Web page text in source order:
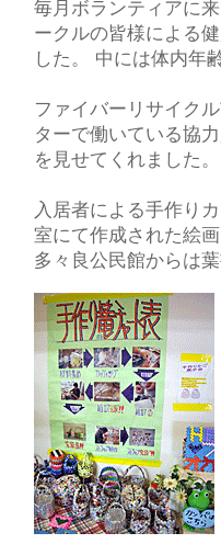
毎月ボランティアに
ークルの皆様による
した。 中には体内年
ファイバーリサイク
ターで働いている協
を見せてくれました。
入居者による手作り
室にて作成された絵
多々良公民館からは